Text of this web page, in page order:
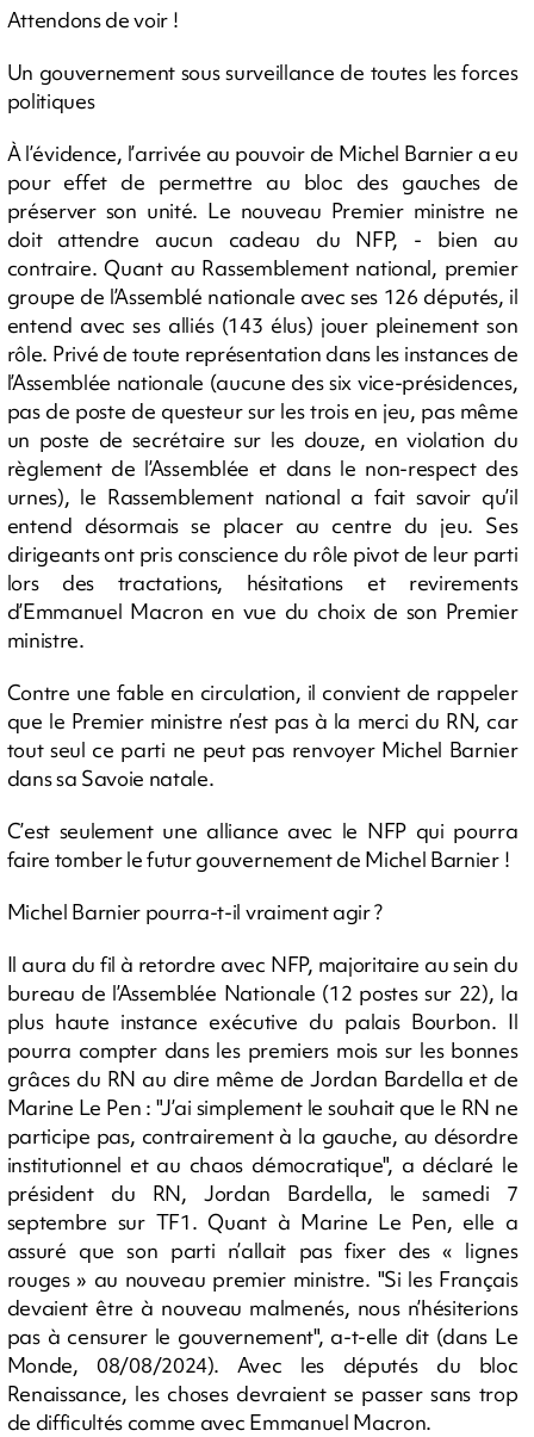
Attendons de voir !
Un gouvernement sous surveillance de toutes les forces
politiques
À l’évidence, l’arrivée au pouvoir de Michel Barnier a eu
pour effet de permettre au bloc des gauches de
préserver son unité. Le nouveau Premier ministre ne
doit attendre aucun cadeau du NFP, - bien au
contraire. Quant au Rassemblement national, premier
groupe de l’Assemblé nationale avec ses 126 députés, il
entend avec ses alliés (143 élus) jouer pleinement son
rôle. Privé de toute représentation dans les instances de
l’Assemblée nationale (aucune des six vice-présidences,
pas de poste de questeur sur les trois en jeu, pas même
un poste de secrétaire sur les douze, en violation du
règlement de l’Assemblée et dans le non-respect des
urnes), le Rassemblement national a fait savoir qu’il
entend désormais se placer au centre du jeu. Ses
dirigeants ont pris conscience du rôle pivot de leur parti
lors des tractations, hésitations et revirements
d’Emmanuel Macron en vue du choix de son Premier
ministre.
Contre une fable en circulation, il convient de rappeler
que le Premier ministre n’est pas à la merci du RN, car
tout seul ce parti ne peut pas renvoyer Michel Barnier
dans sa Savoie natale.
C’est seulement une alliance avec le NFP qui pourra
faire tomber le futur gouvernement de Michel Barnier !
Michel Barnier pourra-t-il vraiment agir ?
Il aura du fil à retordre avec NFP, majoritaire au sein du
bureau de l’Assemblée Nationale (12 postes sur 22), la
plus haute instance exécutive du palais Bourbon. Il
pourra compter dans les premiers mois sur les bonnes
grâces du RN au dire même de Jordan Bardella et de
Marine Le Pen : "J’ai simplement le souhait que le RN ne
participe pas, contrairement à la gauche, au désordre
institutionnel et au chaos démocratique", a déclaré le
président du RN, Jordan Bardella, le samedi 7
septembre sur TF1. Quant à Marine Le Pen, elle a
assuré que son parti n’allait pas fixer des « lignes
rouges » au nouveau premier ministre. "Si les Français
devaient être à nouveau malmenés, nous n’hésiterions
pas à censurer le gouvernement", a-t-elle dit (dans Le
Monde, 08/08/2024). Avec les députés du bloc
Renaissance, les choses devraient se passer sans trop
de difficultés comme avec Emmanuel Macron.